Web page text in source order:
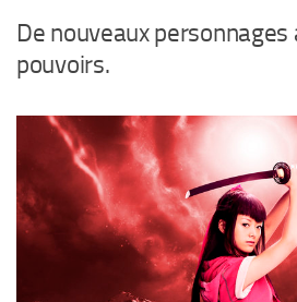
De nouveaux
pouvoirs.